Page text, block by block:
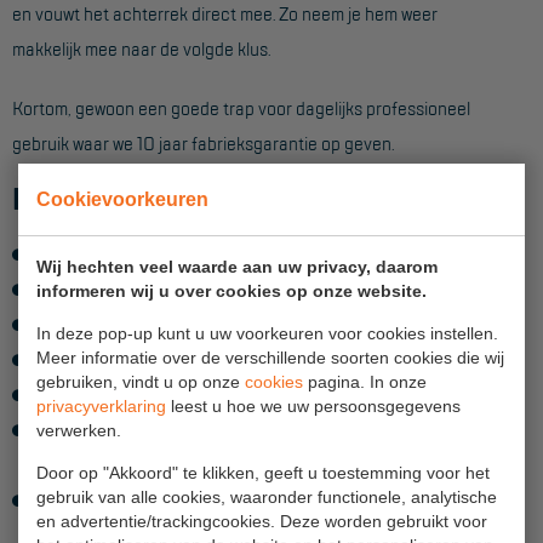
Cookievoorkeuren
Wij hechten veel waarde aan uw privacy, daarom
informeren wij u over cookies op onze website.
In deze pop-up kunt u uw voorkeuren voor cookies instellen.
Meer informatie over de verschillende soorten cookies die wij
gebruiken, vindt u op onze cookies pagina. In onze
privacyverklaring leest u hoe we uw persoonsgegevens
verwerken.
Door op "Akkoord" te klikken, geeft u toestemming voor het
gebruik van alle cookies, waaronder functionele, analytische
en advertentie/trackingcookies. Deze worden gebruikt voor
Aanmelden Inspectiewekker
Vestigingen
Dealers
Werken bij ons
Product video's
Blog
SUPPORT
Tips en trucs
en vouwt het achterrek direct mee. Zo neem je hem weer
makkelijk mee naar de volgde klus.
Kortom, gewoon een goede trap voor dagelijks professioneel
gebruik waar we 10 jaar fabrieksgarantie op geven.
Kenmerken Sky-Line bordestrappen :
Leverbaar in verschillende hoogtes. Max. werkhoogte 4,5m
Enkel oploopbaar
Extra diepe treden van 100mm
Duurzaam ontwerp met robuuste stijlen en treden
Kniebeugel voorzien van materiaalbakje
Extra stevige basis door schoorverbinding tussen de
onderste trede en stijl
Brede anti-slip sloffen die eenvoudig zijn te vervangen
door de bevestiging met een bout